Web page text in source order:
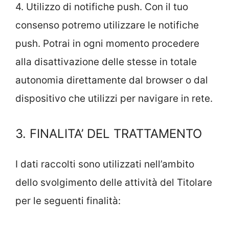
4. Utilizzo di notifiche push. Con il tuo
consenso potremo utilizzare le notifiche
push. Potrai in ogni momento procedere
alla disattivazione delle stesse in totale
autonomia direttamente dal browser o dal
dispositivo che utilizzi per navigare in rete.
3. FINALITA’ DEL TRATTAMENTO
I dati raccolti sono utilizzati nell’ambito
dello svolgimento delle attività del Titolare
per le seguenti finalità: